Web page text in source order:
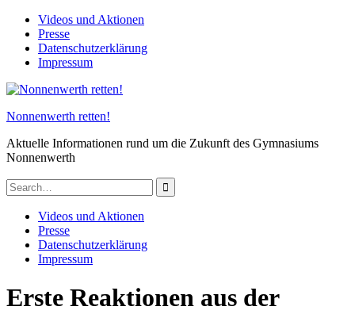
Skip
content
Videos und Aktionen
Presse
Datenschutzerklärung
Impressum
Nonnenwerth retten!
Aktuelle Informationen rund um die Zukunft des Gymnasiums
Nonnenwerth
Search
for:
Videos und Aktionen
Presse
Datenschutzerklärung
Impressum
Erste Reaktionen aus der